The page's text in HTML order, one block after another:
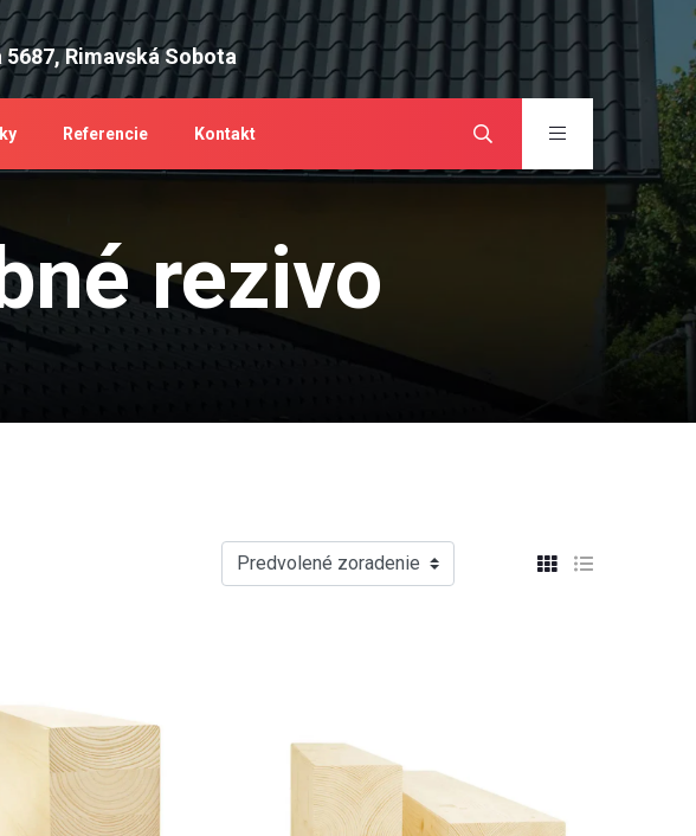
Rimavská Sobota
Referencie Kontakt
rezivo
Predvolené zoradenie